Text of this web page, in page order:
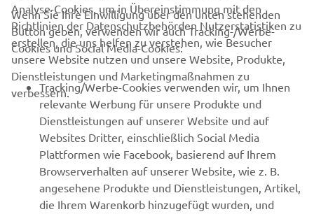
Lesen Sie unsere Datenschutzrichtlinie, um zu erfahren, wie wir
Ihre persönlichen Daten verarbeiten:Datenschutzerklärung.
Austria (German)
© Copyright - 2026 Yamaha Motor Europe N.V. - All Rights
Reserved
Analyse-Cookies, um in Übereinstimmung mit den
Richtlinien der Datenschutzbehörden Nutzerstatistiken zu
erstellen, die uns helfen zu verstehen, wie Besucher
unsere Website nutzen und unsere Website, Produkte,
Dienstleistungen und Marketingmaßnahmen zu
verbessern.
Wenn Sie Ihre Einwilligung über den unten stehenden
Button geben, verwenden wir auch Tracking-/Werbe-
Cookies und Social Media-Cookies:
Tracking/Werbe-Cookies verwenden wir, um Ihnen
relevante Werbung für unsere Produkte und
Dienstleistungen auf unserer Website und auf
Websites Dritter, einschließlich Social Media
Plattformen wie Facebook, basierend auf Ihrem
Browserverhalten auf unserer Website, wie z. B.
angesehene Produkte und Dienstleistungen, Artikel,
die Ihrem Warenkorb hinzugefügt wurden, und